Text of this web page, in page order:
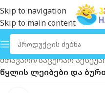
Skip to navigation
Skip to main content
მთავარი საცურაო
წყლის ლეიბები და